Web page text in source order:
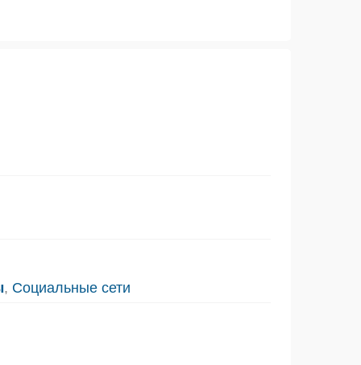
, Социальные сети